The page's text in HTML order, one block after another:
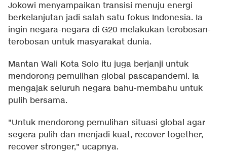
Jokowi menyampaikan transisi menuju energi
berkelanjutan jadi salah satu fokus Indonesia. Ia
ingin negara-negara di G20 melakukan terobosan-
terobosan untuk masyarakat dunia.
Mantan Wali Kota Solo itu juga berjanji untuk
mendorong pemulihan global pascapandemi. Ia
mengajak seluruh negara bahu-membahu untuk
pulih bersama.
"Untuk mendorong pemulihan situasi global agar
segera pulih dan menjadi kuat, recover together,
recover stronger," ucapnya.